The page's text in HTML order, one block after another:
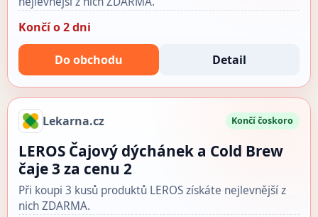
Končí o 2 dni
Do obchodu Detail
Lekarna.cz Končí čoskoro
LEROS Čajový dýchánek a Cold Brew
čaje 3 za cenu 2
Při koupi 3 kusů produktů LEROS získáte nejlevnější z
nich ZDARMA.